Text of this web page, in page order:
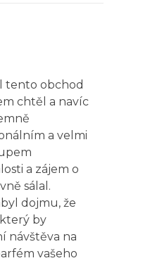
tento obchod
chtěl a navíc
a velmi
a zájem o
sálal.
dojmu, že
by
návštěva na
vašeho